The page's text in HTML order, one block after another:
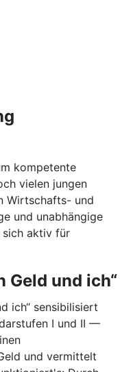
kompetente
vielen jungen
Wirtschafts- und
und unabhängige
sich aktiv für
Geld und ich“
ich“ sensibilisiert
I und II —
und vermittelt